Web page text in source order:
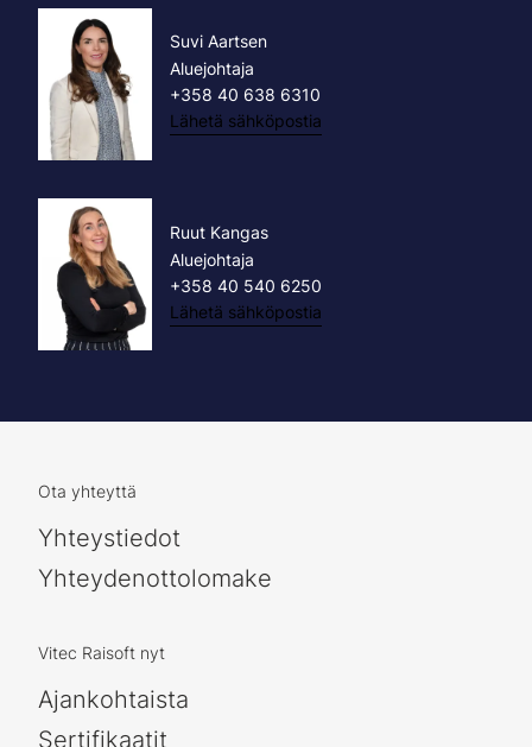
Suvi Aartsen
Aluejohtaja
+358 40 638 6310
Lähetä sähköpostia
Ruut Kangas
Aluejohtaja
+358 40 540 6250
Lähetä sähköpostia
Ota yhteyttä
Yhteystiedot
Yhteydenottolomake
Vitec Raisoft nyt
Ajankohtaista
Sertifikaatit